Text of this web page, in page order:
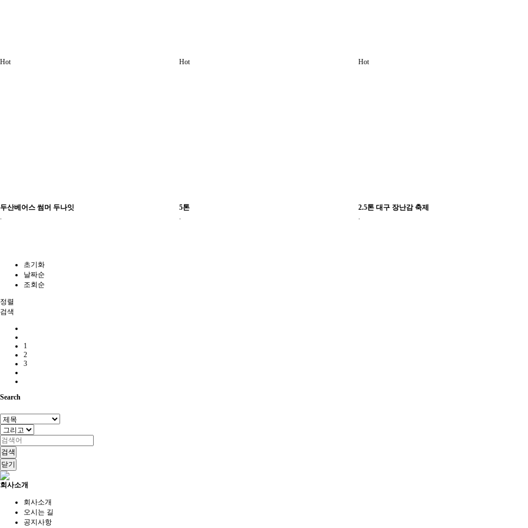
Hot
두산베어스 썸머 두나잇
.
Hot
5톤
.
Hot
2.5톤 대구 장난감 축제
.
초기화
날짜순
조회순
정렬
검색
1
2
3
Search
검색
닫기
회사소개
회사소개
오시는 길
공지사항